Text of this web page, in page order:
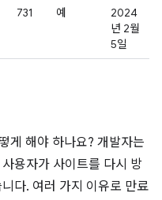
731 예
2024
년 2월
5일
게 해야 하나요? 개발자는
용자가 사이트를 다시 방
다. 여러 가지 이유로 만료